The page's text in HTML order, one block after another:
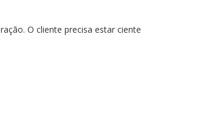
O cliente precisa estar ciente